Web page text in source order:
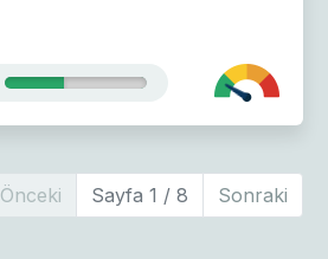
Önceki Sayfa 1 / 8 Sonraki